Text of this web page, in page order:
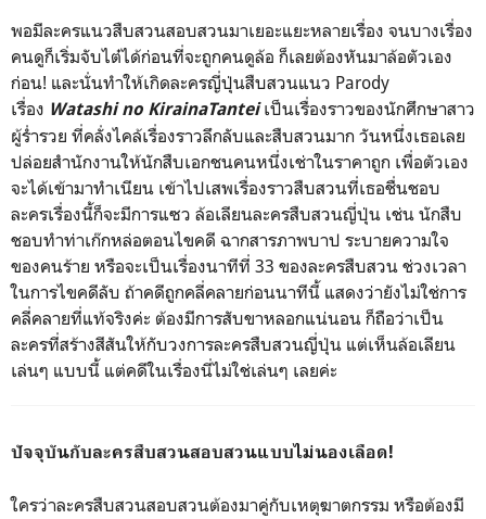
พอมีละครแนวสืบสวนสอบสวนมาเยอะแยะหลายเรื่อง จนบางเรื่อง
คนดูก็เริ่มจับไต๋ได้ก่อนที่จะถูกคนดูล้อ ก็เลยต้องหันมาล้อตัวเอง
ก่อน! และนั่นทำให้เกิดละครญี่ปุ่นสืบสวนแนว Parody
เรื่อง Watashi no KirainaTanteiเป็นเรื่องราวของนักศึกษาสาว
ผู้ร่ำรวย ที่คลั่งไคล้เรื่องราวลึกลับและสืบสวนมาก วันหนึ่งเธอเลย
ปล่อยสำนักงานให้นักสืบเอกชนคนหนึ่งเช่าในราคาถูก เพื่อตัวเอง
จะได้เข้ามาทำเนียน เข้าไปเสพเรื่องราวสืบสวนที่เธอชื่นชอบ
ละครเรื่องนี้ก็จะมีการแซว ล้อเลียนละครสืบสวนญี่ปุ่น เช่น นักสืบ
ชอบทำท่าเก๊กหล่อตอนไขคดี ฉากสารภาพบาป ระบายความใจ
ของคนร้าย หรือจะเป็นเรื่องนาทีที่ 33 ของละครสืบสวน ช่วงเวลา
ในการไขคดีลับ ถ้าคดีถูกคลี่คลายก่อนนาทีนี้ แสดงว่ายังไม่ใช่การ
คลี่คลายที่แท้จริงค่ะ ต้องมีการสับขาหลอกแน่นอน ก็ถือว่าเป็น
ละครที่สร้างสีสันให้กับวงการละครสืบสวนญี่ปุ่น แต่เห็นล้อเลียน
เล่นๆ แบบนี้ แต่คดีในเรื่องนี่ไม่ใช่เล่นๆ เลยค่ะ
ปัจจุบันกับละครสืบสวนสอบสวนแบบไม่นองเลือด!
ใครว่าละครสืบสวนสอบสวนต้องมาคู่กับเหตุฆาตกรรม หรือต้องมี